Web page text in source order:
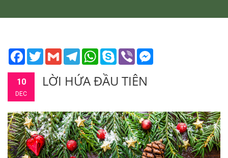
Facebook
TwitterGmail TelegramWhatsApp
Skype Viber
10
DEC
LỜI HỨA ĐẦU TIÊN